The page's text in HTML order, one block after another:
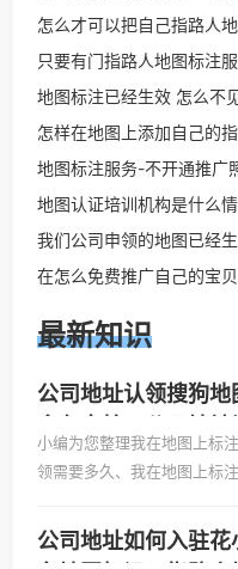
地图标注已经生效 怎么不
怎样在地图上添加自己的
地图标注服务-不开通推广
地图认证培训机构是什么
最新知识
公司地址认领搜狗地
图标注多久审核？
小编为您整理我在地图上标
领需要多久、我在地图上标
领需要多久i、我在地图上标
领需要多久Y、搜狗地图标注
公司地址如何入驻花